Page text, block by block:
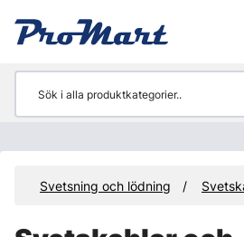
Svetsning och lödning